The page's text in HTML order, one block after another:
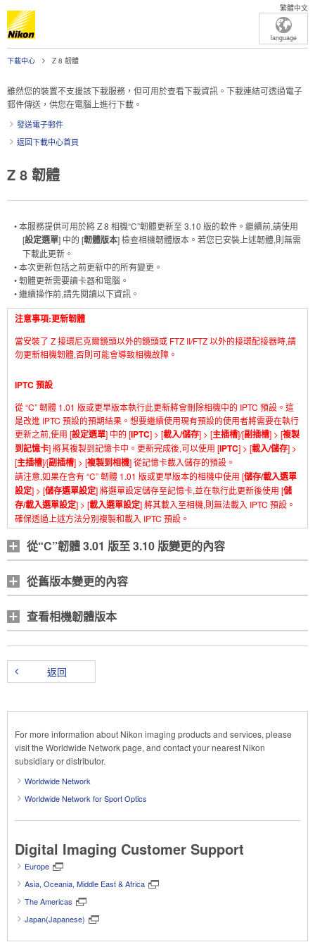
繁體中文
language
下載中心 Z 8 韌體
雖然您的裝置不支援該下載服務，但可用於查看下載資訊。下載連結可透過電子
郵件傳送，供您在電腦上進行下載。
發送電子郵件
返回下載中心首頁
Z 8 韌體
• 本服務提供可用於將 Z 8 相機“C”韌體更新至 3.10 版的軟件。繼續前,請使用
[設定選單] 中的 [韌體版本] 檢查相機韌體版本。若您已安裝上述韌體,則無需
下載此更新。
• 本次更新包括之前更新中的所有變更。
• 韌體更新需要讀卡器和電腦。
• 繼續操作前,請先閱讀以下資訊。
注意事項:更新韌體
當安裝了 Z 接環尼克爾鏡頭以外的鏡頭或 FTZ II/FTZ 以外的接環配接器時,請
勿更新相機韌體,否則可能會導致相機故障。
IPTC 預設
從 “C” 韌體 1.01 版或更早版本執行此更新將會刪除相機中的 IPTC 預設。這
是改進 IPTC 預設的預期結果。想要繼續使用現有預設的使用者將需要在執行
更新之前,使用 [設定選單] 中的 [IPTC] > [載入/儲存] > [主插槽]/[副插槽] > [複製
到記憶卡] 將其複製到記憶卡中。更新完成後,可以使用 [IPTC] > [載入/儲存] >
[主插槽]/[副插槽] > [複製到相機] 從記憶卡載入儲存的預設。
請注意,如果在含有 “C” 韌體 1.01 版或更早版本的相機中使用 [儲存/載入選單
設定] > [儲存選單設定] 將選單設定儲存至記憶卡,並在執行此更新後使用 [儲
存/載入選單設定] > [載入選單設定] 將其載入至相機,則無法載入 IPTC 預設。
確保透過上述方法分別複製和載入 IPTC 預設。
從“C”韌體 3.01 版至 3.10 版變更的內容
從舊版本變更的內容
查看相機韌體版本
返回
For more information about Nikon imaging products and services, please
visit the Worldwide Network page, and contact your nearest Nikon
subsidiary or distributor.
Worldwide Network
Worldwide Network for Sport Optics
Digital Imaging Customer Support
Europe
Asia, Oceania, Middle East & Africa
The Americas
Japan(Japanese)